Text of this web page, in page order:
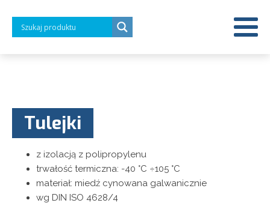
Tulejki
z izolacją z polipropylenu
trwałość termiczna: -40 °C ÷105 °C
materiał: miedź cynowana galwanicznie
wg DIN ISO 4628/4